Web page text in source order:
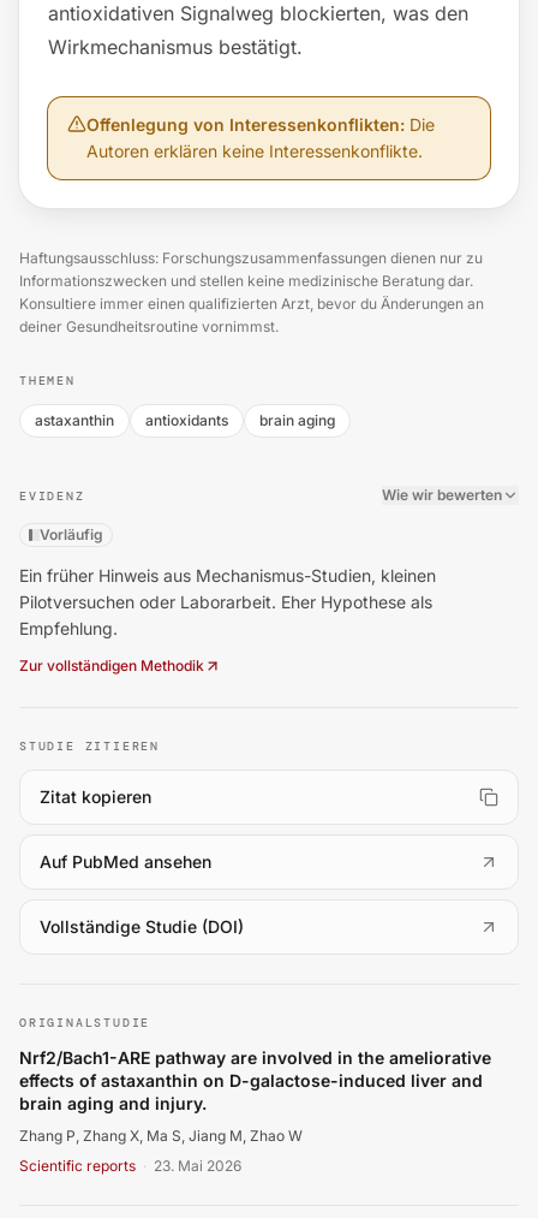
antioxidativen Signalweg blockierten, was den
Wirkmechanismus bestätigt.
Offenlegung von Interessenkonflikten: Die
Autoren erklären keine Interessenkonflikte.
Haftungsausschluss: Forschungszusammenfassungen dienen nur zu
Informationszwecken und stellen keine medizinische Beratung dar.
Konsultiere immer einen qualifizierten Arzt, bevor du Änderungen an
deiner Gesundheitsroutine vornimmst.
THEMEN
astaxanthin antioxidants brain aging
EVIDENZ Wie wir bewerten
Vorläufig
Ein früher Hinweis aus Mechanismus-Studien, kleinen
Pilotversuchen oder Laborarbeit. Eher Hypothese als
Empfehlung.
Zur vollständigen Methodik
STUDIE ZITIEREN
Zitat kopieren
Auf PubMed ansehen(
Vollständige Studie (DOI)
ORIGINALSTUDIE
Nrf2/Bach1-ARE pathway are involved in the ameliorative
effects of astaxanthin on D-galactose-induced liver and
brain aging and injury.
Zhang P, Zhang X, Ma S, Jiang M, Zhao W
Scientific reports · 23. Mai 2026